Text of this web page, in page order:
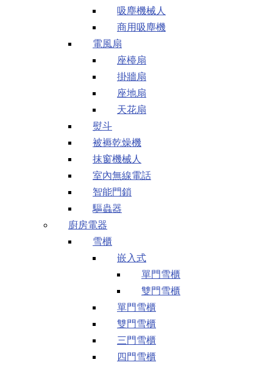
吸塵機械人
商用吸塵機
電風扇
座檯扇
掛牆扇
座地扇
天花扇
熨斗
被褥乾燥機
抹窗機械人
室內無線電話
智能門鎖
驅蟲器
廚房電器
雪櫃
嵌入式
單門雪櫃
雙門雪櫃
單門雪櫃
雙門雪櫃
三門雪櫃
四門雪櫃